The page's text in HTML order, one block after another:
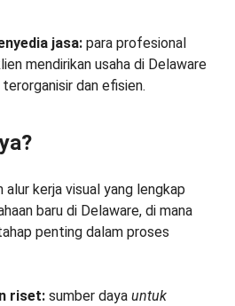
jasa: para profesional
mendirikan usaha di Delaware
dan efisien.
kerja visual yang lengkap
baru di Delaware, di mana
penting dalam proses
riset: sumber daya untuk